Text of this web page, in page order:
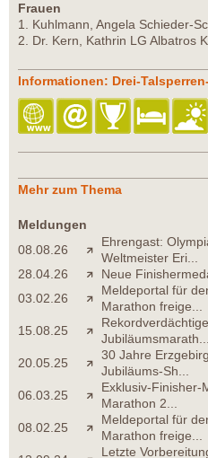
Frauen
1. Kuhlmann, Angela Schieder-
2. Dr. Kern, Kathrin LG Albatros
Informationen: Drei-
Mehr zum Thema
Meldungen
08.08.26
Ehrengast:
Weltmeister Eri...
28.04.26
Neue
03.02.26
Meldeportal für
Marathon freige...
15.08.25
Jubiläumsmarath...
20.05.25
30 Jahre
Jubiläums-Sh...
06.03.25
Exklusiv-Finisher-
Marathon 2...
08.02.25
Meldeportal für
Marathon freige...
Letzte